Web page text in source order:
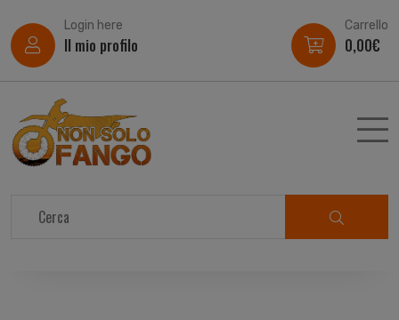
Login here
Il mio profilo
Carrello
0,00€